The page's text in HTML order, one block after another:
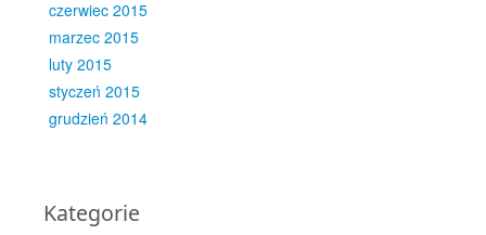
czerwiec 2015
marzec 2015
luty 2015
styczeń 2015
grudzień 2014
Kategorie